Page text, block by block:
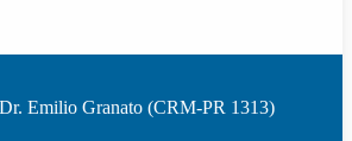
Dr. Emilio Granato (CRM-PR 1313)